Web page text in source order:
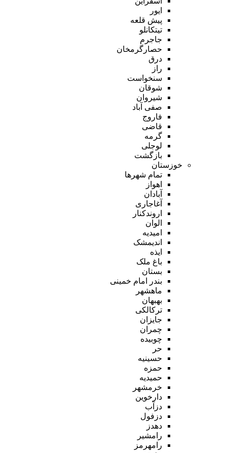
ایور
پیش قلعه
تیتکانلو
جاجرم
حصارگرمخان
درق
راز
سنخواست
شوقان
شیروان
صفی آباد
فاروج
قاضی
گرمه
لوجلی
بازگشت
خوزستان
تمام شهر‌ها
اهواز
آبادان
آغاجاری
اروندکنار
الوان
امیدیه
اندیمشک
ایذه
باغ ملک
بستان
بندر امام خمینی
ماهشهر
بهبهان
ترکالکی
جایزان
چمران
چوبیده
حر
حسینیه
حمزه
حمیدیه
خرمشهر
دارخوین
دزآب
دزفول
دهدز
رامشیر
رامهرمز